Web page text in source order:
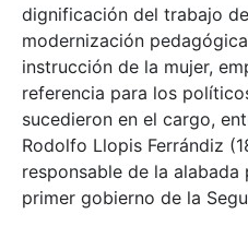
dignificación del trabajo
modernización
instrucción de la mujer,
referencia para los
sucedieron en el cargo,
Rodolfo Llopis Ferrándiz
responsable de la
primer gobierno de la